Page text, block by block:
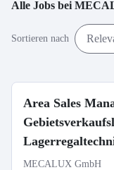
Alle Jobs bei
Sortieren nach
Area Sales
Region Stuttgart
MECALUX GmbH